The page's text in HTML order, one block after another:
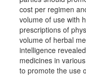
cost per regimen
volume of use with
prescriptions of
volume of herbal
intelligence
medicines in
to promote the use